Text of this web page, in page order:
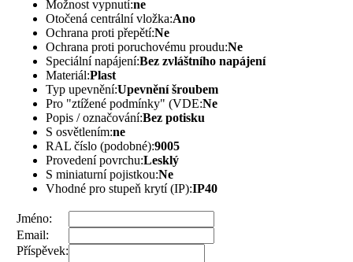
Možnost vypnutí:ne
Otočená centrální vložka:Ano
Ochrana proti přepětí:Ne
Ochrana proti poruchovému proudu:Ne
Speciální napájení:Bez zvláštního napájení
Materiál:Plast
Typ upevnění:Upevnění šroubem
Pro "ztížené podmínky" (VDE:Ne
Popis / označování:Bez potisku
S osvětlením:ne
RAL číslo (podobné):9005
Provedení povrchu:Lesklý
S miniaturní pojistkou:Ne
Vhodné pro stupeň krytí (IP):IP40
Jméno:
Email:
Příspěvek: